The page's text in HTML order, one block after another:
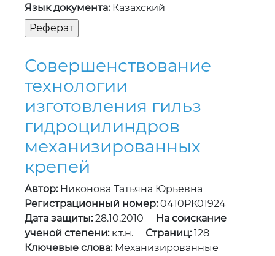
Язык документа:Казахский
Совершенствование
технологии
изготовления гильз
гидроцилиндров
механизированных
крепей
Автор:Никонова Татьяна Юрьевна
Регистрационный номер:0410РК01924
Дата защиты:28.10.2010
На соискание
ученой степени:к.т.н. Страниц:128
Ключевые слова:Механизированные